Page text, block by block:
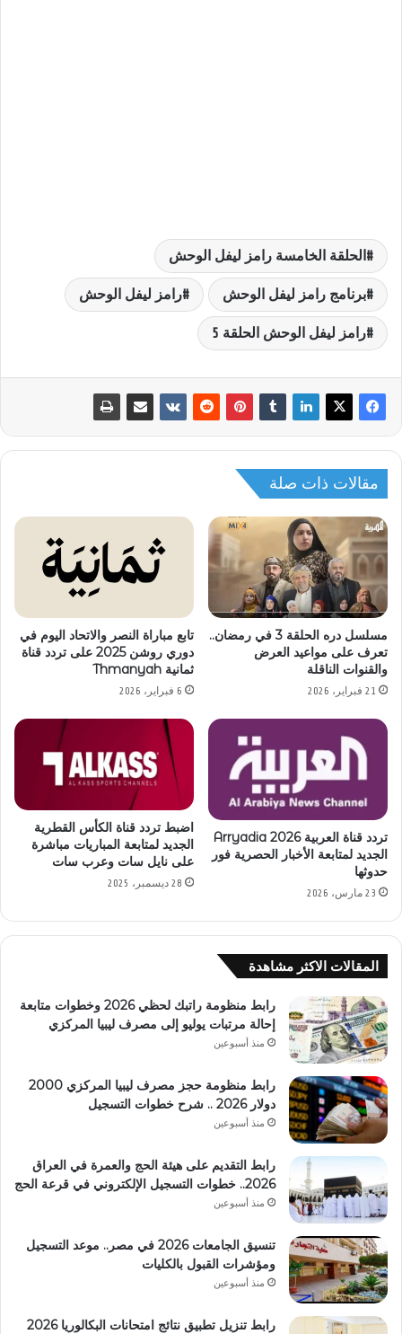
الحلقة الخامسة رامز ليفل الوحش
برنامج رامز ليفل الوحش رامز ليفل الوحش
رامز ليفل الوحش الحلقة 5
مقالات ذات صلة
مسلسل دره الحلقة 3 في رمضان..
تعرف على مواعيد العرض
والقنوات الناقلة
21 فبراير، 2026
تابع مباراة النصر والاتحاد اليوم في
دوري روشن 2025 على تردد قناة
ثمانية Thmanyah
6 فبراير، 2026
تردد قناة العربية Arryadia 2026
الجديد لمتابعة الأخبار الحصرية فور
حدوثها
23 مارس، 2026
اضبط تردد قناة الكأس القطرية
الجديد لمتابعة المباريات مباشرة
على نايل سات وعرب سات
28 ديسمبر، 2025
المقالات الاكثر مشاهدة
رابط منظومة راتبك لحظي 2026 وخطوات متابعة
إحالة مرتبات يوليو إلى مصرف ليبيا المركزي
منذ أسبوعين
رابط منظومة حجز مصرف ليبيا المركزي 2000
دولار 2026 .. شرح خطوات التسجيل
منذ أسبوعين
رابط التقديم على هيئة الحج والعمرة في العراق
2026.. خطوات التسجيل الإلكتروني في قرعة الحج
منذ أسبوعين
تنسيق الجامعات 2026 في مصر.. موعد التسجيل
ومؤشرات القبول بالكليات
منذ أسبوعين
رابط تنزيل تطبيق نتائج امتحانات البكالوريا 2026